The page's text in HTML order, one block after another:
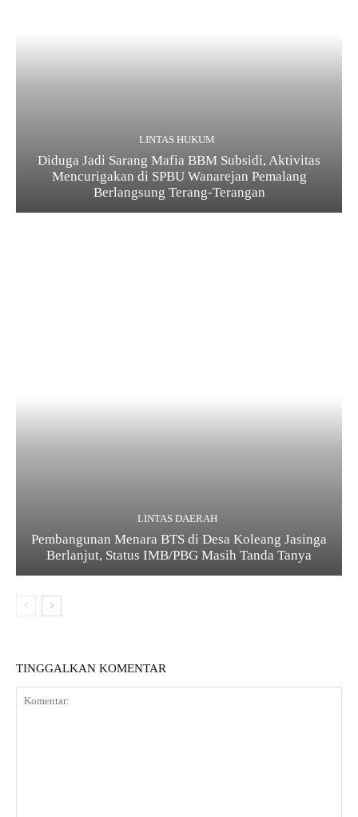
LINTAS HUKUM
Diduga Jadi Sarang Mafia BBM Subsidi, Aktivitas
Mencurigakan di SPBU Wanarejan Pemalang
Berlangsung Terang-Terangan
LINTAS DAERAH
Pembangunan Menara BTS di Desa Koleang Jasinga
Berlanjut, Status IMB/PBG Masih Tanda Tanya
TINGGALKAN KOMENTAR